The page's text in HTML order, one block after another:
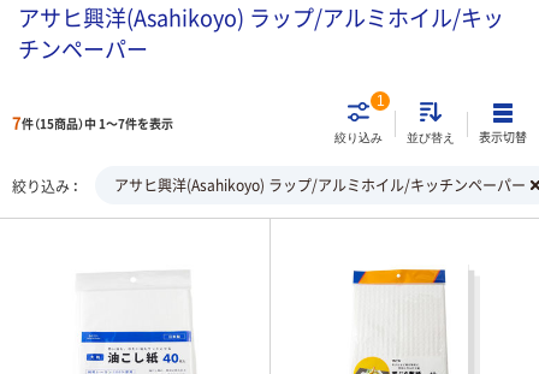
アサヒ興洋(Asahikoyo) ラップ/アルミホイル/キッ
チンペーパー
7件（15商品）中 1～7件を表示
絞り込み
1
並び替え 表示切替
絞り込み アサヒ興洋(Asahikoyo) ラップ/アルミホイル/キッチンペーパー